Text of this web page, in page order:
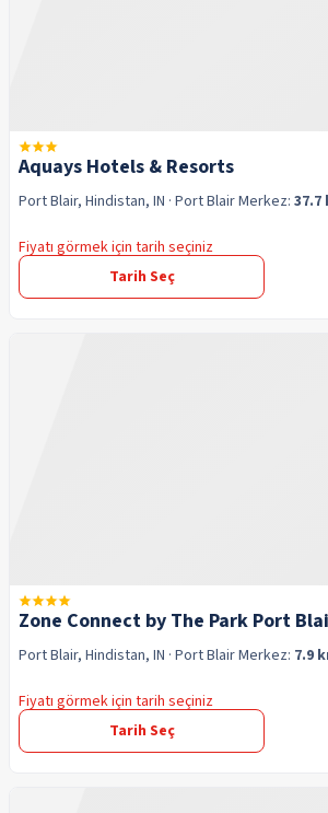
Aquays Hotels & Resorts
Port Blair, Hindistan, IN · Port BlairMerkez: 37.7
Fiyatı görmek için tarih seçiniz
Tarih Seç
Zone Connect by The Park Port
Port Blair, Hindistan, IN · Port BlairMerkez: 7.9
Fiyatı görmek için tarih seçiniz
Tarih Seç